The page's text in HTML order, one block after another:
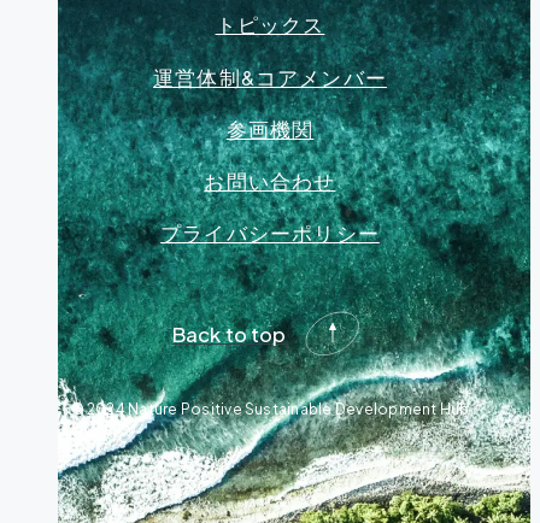
トピックス
運営体制&コアメンバー
参画機関
お問い合わせ
プライバシーポリシー
Back to top
© 2024 Nature Positive Sustainable Development Hub